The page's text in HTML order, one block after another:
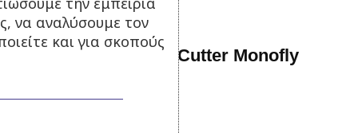
Κιτ Μεσσηνέζα Flash Cutter Monofly
να αναλύσουμε τον
και για σκοπούς